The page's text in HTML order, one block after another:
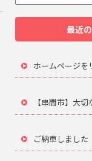
最近
ご納車しました